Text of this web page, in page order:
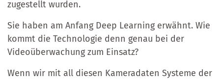
zugestellt wurden.
Sie haben am Anfang Deep Learning erwähnt. Wie
kommt die Technologie denn genau bei der
Videoüberwachung zum Einsatz?
Wenn wir mit all diesen Kameradaten Systeme der